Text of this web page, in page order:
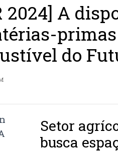
2024] A
do
Setor
busca